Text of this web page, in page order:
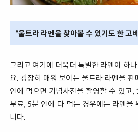
“울트라 라멘을 찾아볼 수 있기도 한 고
그리고 여기에 더욱더 특별한 라멘이 하나
요. 굉장히 매워 보이는 울트라 라멘을 판
안에 먹으면 기념사진을 촬영할 수 있고,
무료, 5분 안에 다 먹는 경우에는 라멘을
니다.